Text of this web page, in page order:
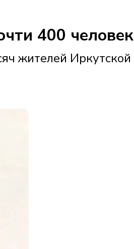
400 человек
жителей Иркутской